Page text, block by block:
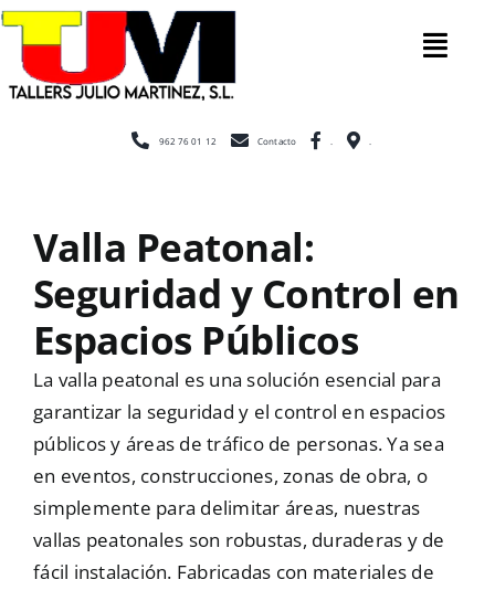
Saltar
contenido
Inicio
Construcción
Cerramientos
Escaleras
Mallas
962 76 01 12 Contacto
Valla Peatonal:
Seguridad y Control en
Espacios Públicos
La valla peatonal es una solución esencial para
garantizar la seguridad y el control en espacios
públicos y áreas de tráfico de personas. Ya sea
en eventos, construcciones, zonas de obra, o
simplemente para delimitar áreas, nuestras
vallas peatonales son robustas, duraderas y de
fácil instalación. Fabricadas con materiales de